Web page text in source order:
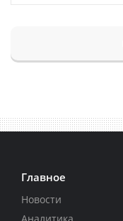
Главное
Новости